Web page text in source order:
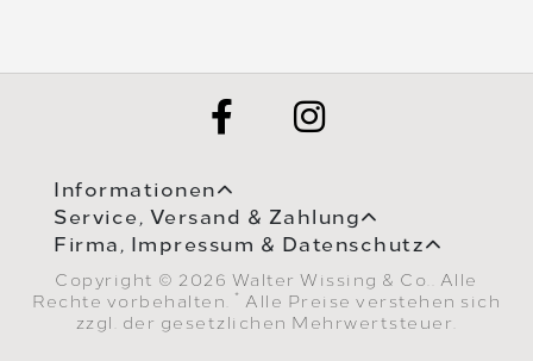
Informationen
Service, Versand & Zahlung
Firma, Impressum & Datenschutz
Copyright © 2026 Walter Wissing & Co.. Alle
Rechte vorbehalten.
* Alle Preise verstehen sich
zzgl. der gesetzlichen Mehrwertsteuer.